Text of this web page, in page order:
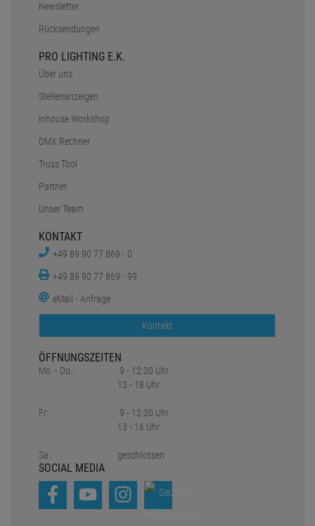
Newsletter
Rücksendungen
PRO LIGHTING E.K.
Über uns
Stellenanzeigen
Inhouse Workshop
DMX Rechner
Truss Tool
Partner
Unser Team
KONTAKT
+49 89 90 77 869 - 0
+49 89 90 77 869 - 99
eMail - Anfrage
Kontakt
ÖFFNUNGSZEITEN
Mo. - Do.:
Fr:
Sa.:
9 - 12:30 Uhr
13 - 18 Uhr
9 - 12:30 Uhr
13 - 16 Uhr
geschlossen
SOCIAL MEDIA